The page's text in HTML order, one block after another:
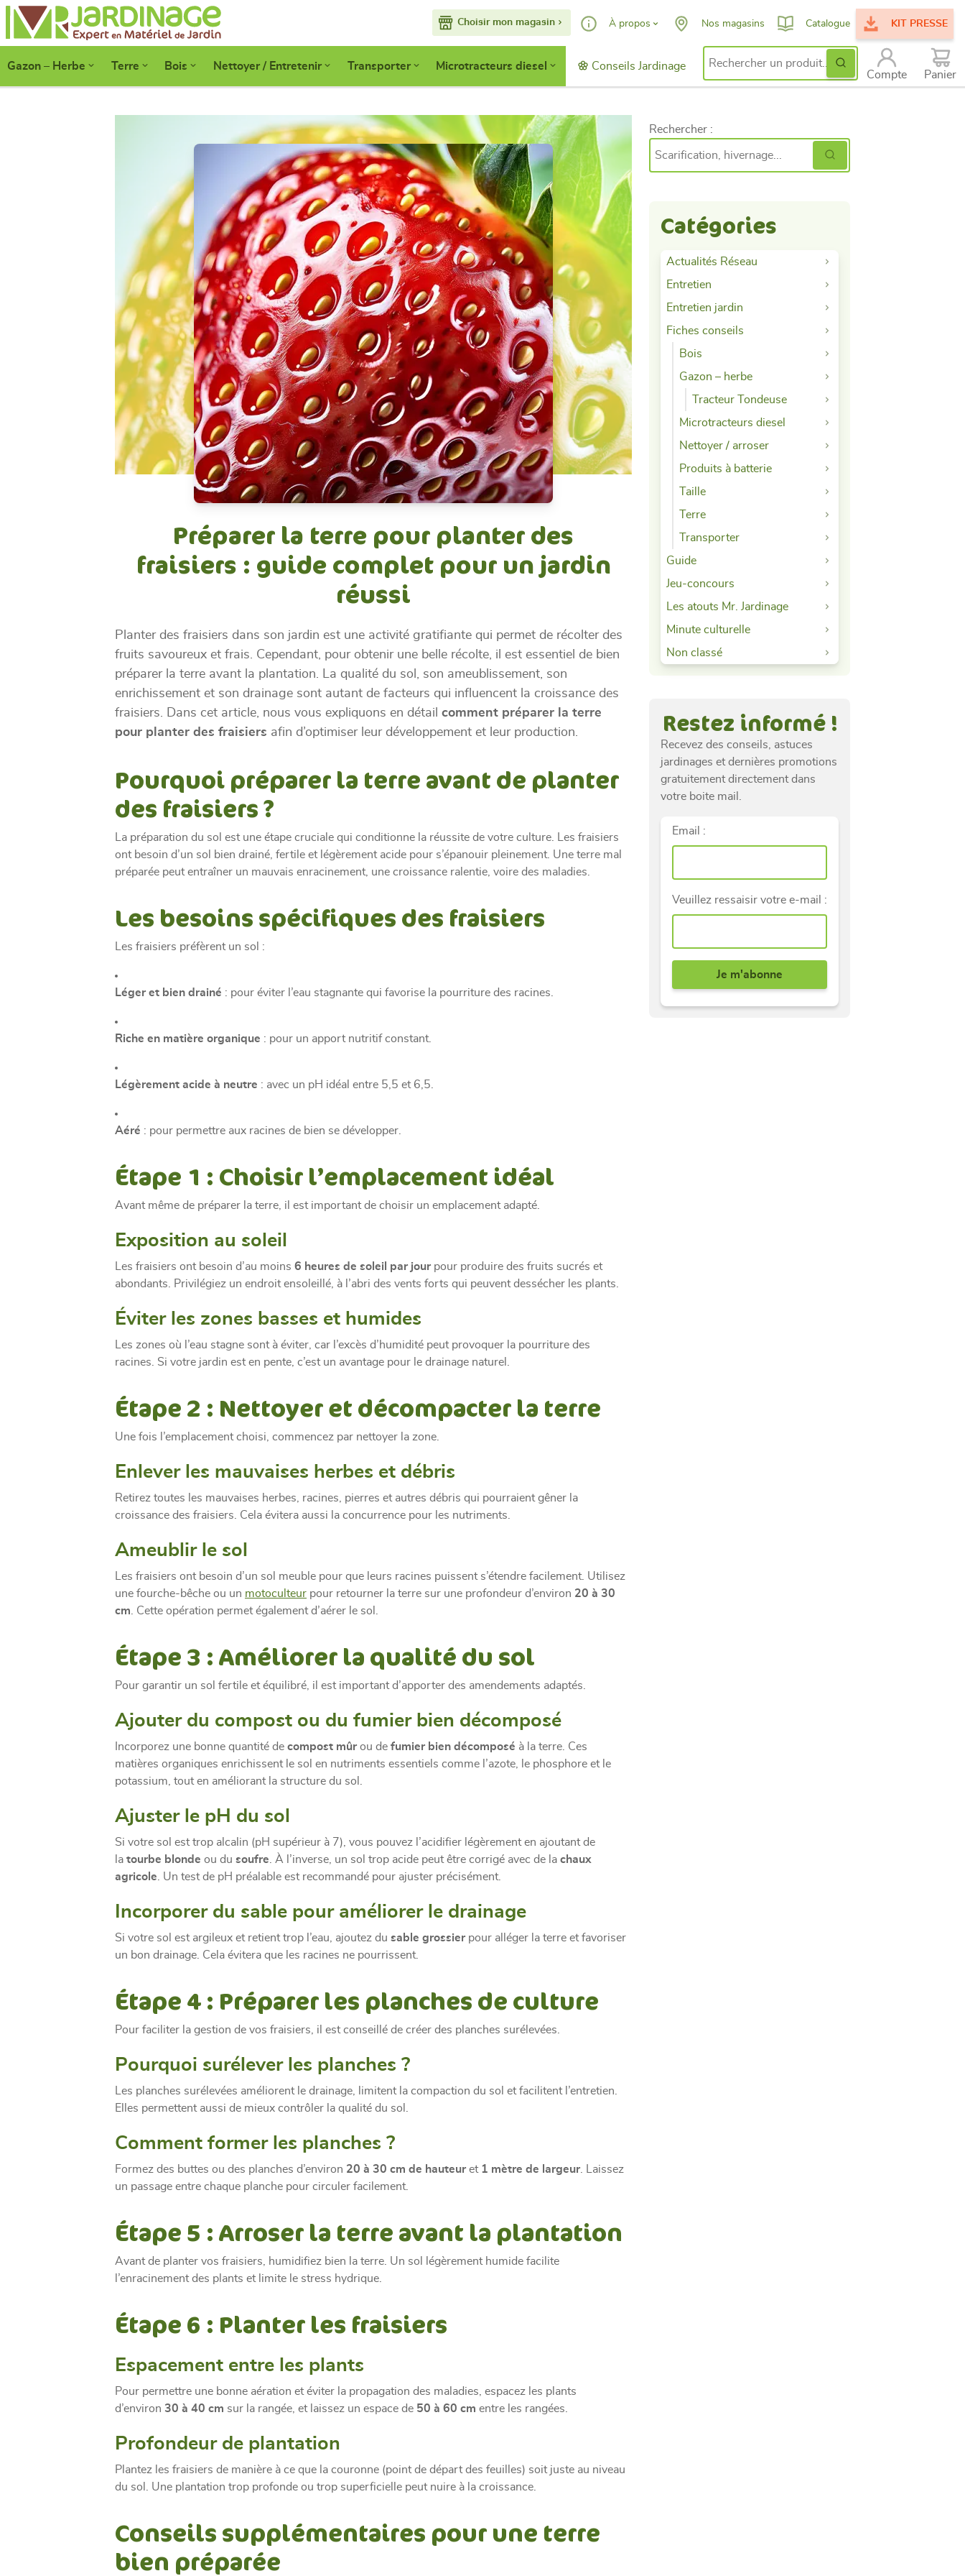
Choisir mon magasin À propos
Faisons connaissance
Accès pro
Nos magasins Catalogue KIT PRESSE
Gazon – Herbe Terre Bois Nettoyer / Entretenir Transporter Microtracteurs diesel Conseils Jardinage Search for:
Compte
Panier
Préparer la terre pour planter des
fraisiers : guide complet pour un jardin
réussi
Planter des fraisiers dans son jardin est une activité gratifiante qui permet de récolter des
fruits savoureux et frais. Cependant, pour obtenir une belle récolte, il est essentiel de bien
préparer la terre avant la plantation. La qualité du sol, son ameublissement, son
enrichissement et son drainage sont autant de facteurs qui influencent la croissance des
fraisiers. Dans cet article, nous vous expliquons en détail comment préparer la terre
pour planter des fraisiers afin d’optimiser leur développement et leur production.
Pourquoi préparer la terre avant de planter
des fraisiers ?
La préparation du sol est une étape cruciale qui conditionne la réussite de votre culture. Les fraisiers
ont besoin d’un sol bien drainé, fertile et légèrement acide pour s’épanouir pleinement. Une terre mal
préparée peut entraîner un mauvais enracinement, une croissance ralentie, voire des maladies.
Les besoins spécifiques des fraisiers
Les fraisiers préfèrent un sol :
Léger et bien drainé : pour éviter l’eau stagnante qui favorise la pourriture des racines.
Riche en matière organique : pour un apport nutritif constant.
Légèrement acide à neutre : avec un pH idéal entre 5,5 et 6,5.
Aéré : pour permettre aux racines de bien se développer.
Étape 1 : Choisir l’emplacement idéal
Avant même de préparer la terre, il est important de choisir un emplacement adapté.
Exposition au soleil
Les fraisiers ont besoin d’au moins 6 heures de soleil par jour pour produire des fruits sucrés et
abondants. Privilégiez un endroit ensoleillé, à l’abri des vents forts qui peuvent dessécher les plants.
Éviter les zones basses et humides
Les zones où l’eau stagne sont à éviter, car l’excès d’humidité peut provoquer la pourriture des
racines. Si votre jardin est en pente, c’est un avantage pour le drainage naturel.
Étape 2 : Nettoyer et décompacter la terre
Une fois l’emplacement choisi, commencez par nettoyer la zone.
Enlever les mauvaises herbes et débris
Retirez toutes les mauvaises herbes, racines, pierres et autres débris qui pourraient gêner la
croissance des fraisiers. Cela évitera aussi la concurrence pour les nutriments.
Ameublir le sol
Les fraisiers ont besoin d’un sol meuble pour que leurs racines puissent s’étendre facilement. Utilisez
une fourche-bêche ou un motoculteur pour retourner la terre sur une profondeur d’environ 20 à 30
cm . Cette opération permet également d’aérer le sol.
Étape 3 : Améliorer la qualité du sol
Pour garantir un sol fertile et équilibré, il est important d’apporter des amendements adaptés.
Ajouter du compost ou du fumier bien décomposé
Incorporez une bonne quantité de compost mûr ou de fumier bien décomposé à la terre. Ces
matières organiques enrichissent le sol en nutriments essentiels comme l’azote, le phosphore et le
potassium, tout en améliorant la structure du sol.
Ajuster le pH du sol
Si votre sol est trop alcalin (pH supérieur à 7), vous pouvez l’acidifier légèrement en ajoutant de
la tourbe blonde ou du soufre . À l’inverse, un sol trop acide peut être corrigé avec de la chaux
agricole . Un test de pH préalable est recommandé pour ajuster précisément.
Incorporer du sable pour améliorer le drainage
Si votre sol est argileux et retient trop l’eau, ajoutez du sable grossier pour alléger la terre et favoriser
un bon drainage. Cela évitera que les racines ne pourrissent.
Étape 4 : Préparer les planches de culture
Pour faciliter la gestion de vos fraisiers, il est conseillé de créer des planches surélevées.
Pourquoi surélever les planches ?
Les planches surélevées améliorent le drainage, limitent la compaction du sol et facilitent l’entretien.
Elles permettent aussi de mieux contrôler la qualité du sol.
Comment former les planches ?
Formez des buttes ou des planches d’environ 20 à 30 cm de hauteur et 1 mètre de largeur . Laissez
un passage entre chaque planche pour circuler facilement.
Étape 5 : Arroser la terre avant la plantation
Avant de planter vos fraisiers, humidifiez bien la terre. Un sol légèrement humide facilite
l’enracinement des plants et limite le stress hydrique.
Étape 6 : Planter les fraisiers
Espacement entre les plants
Pour permettre une bonne aération et éviter la propagation des maladies, espacez les plants
d’environ 30 à 40 cm sur la rangée, et laissez un espace de 50 à 60 cm entre les rangées.
Profondeur de plantation
Plantez les fraisiers de manière à ce que la couronne (point de départ des feuilles) soit juste au niveau
du sol. Une plantation trop profonde ou trop superficielle peut nuire à la croissance.
Conseils supplémentaires pour une terre
bien préparée
Restez informé !
Recevez des conseils, astuces
jardinages et dernières promotions
gratuitement directement dans
votre boite mail.
Email :
Veuillez ressaisir votre e-mail :
Catégories
Actualités Réseau
Entretien
Entretien jardin
Fiches conseils
Bois
Gazon – herbe
Tracteur Tondeuse
Microtracteurs diesel
Nettoyer / arroser
Produits à batterie
Taille
Terre
Transporter
Guide
Jeu-concours
Les atouts Mr. Jardinage
Minute culturelle
Non classé
Rechercher :